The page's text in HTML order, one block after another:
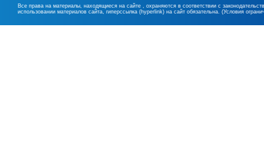
Все права на материалы, находящиеся на сайте , охраняются в соответствии с
использовании материалов сайта, гиперссылка (hyperlink) на сайт обязательна. (Условия